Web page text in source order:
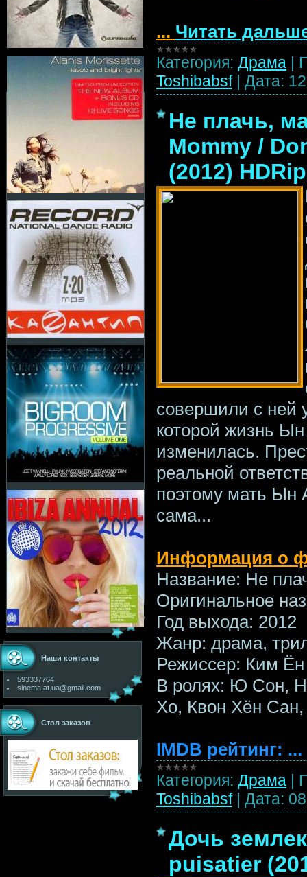
Наши контакты
593337764
sinema.at.ua@gmail.com
Стол заказов
... Читать
Категория: Драма |
Toshibabsf | Дата:
Не плачь,
Mommy /
(2012) HDRip
совершили с ней
которой жизнь
изменилась.
реальной
поэтому мать Ын
сама...
Информация о
Название: Не
Оригинальное
Год выхода: 2012
Жанр: драма,
Режиссер: Ким
В ролях: Ю Сон,
Хо, Квон Хён
IMDB рейтинг: ...
Категория: Драма |
Toshibabsf | Дата:
Дочь
puisatier